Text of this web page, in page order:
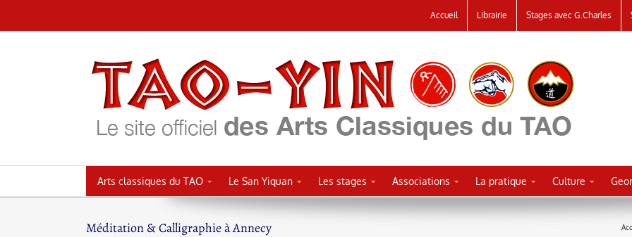
au
Accueil Librairie Stages avec G.Charles
Arts classiques du TAO Le San Yiquan Les stages Associations La pratique Culture
Méditation & Calligraphie à Annecy